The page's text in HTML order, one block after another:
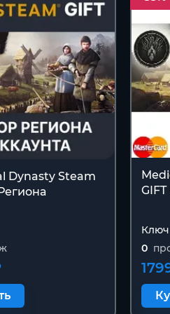
Dynasty Steam
Ключ
0